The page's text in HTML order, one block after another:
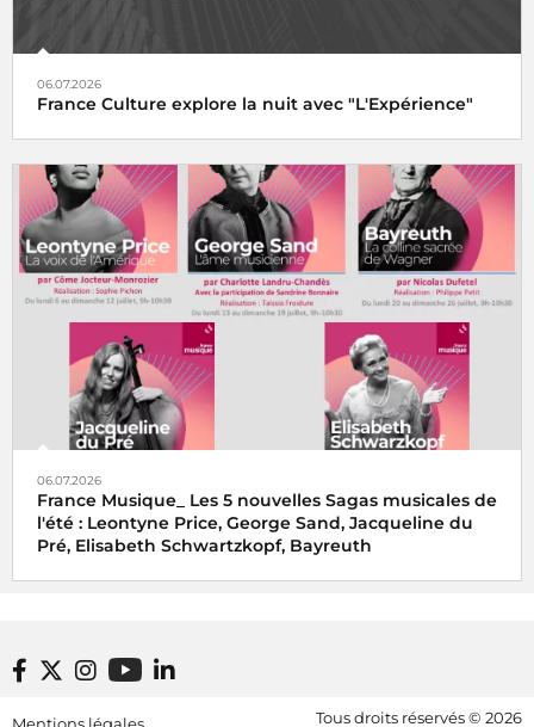
06.07.2026
France Culture explore la nuit avec "L'Expérience"
06.07.2026
France Musique_ Les 5 nouvelles Sagas musicales de
l'été : Leontyne Price, George Sand, Jacqueline du
Pré, Elisabeth Schwartzkopf, Bayreuth
Footer bottom Tous droits réservés © 2026